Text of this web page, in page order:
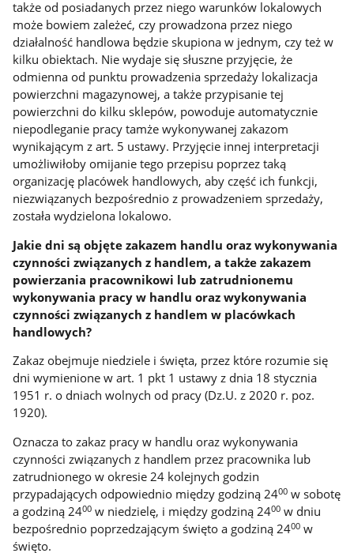
także od posiadanych przez niego warunków lokalowych
może bowiem zależeć, czy prowadzona przez niego
działalność handlowa będzie skupiona w jednym, czy też w
kilku obiektach. Nie wydaje się słuszne przyjęcie, że
odmienna od punktu prowadzenia sprzedaży lokalizacja
powierzchni magazynowej, a także przypisanie tej
powierzchni do kilku sklepów, powoduje automatycznie
niepodleganie pracy tamże wykonywanej zakazom
wynikającym z art. 5 ustawy. Przyjęcie innej interpretacji
umożliwiłoby omijanie tego przepisu poprzez taką
organizację placówek handlowych, aby część ich funkcji,
niezwiązanych bezpośrednio z prowadzeniem sprzedaży,
została wydzielona lokalowo.
Jakie dni są objęte zakazem handlu oraz wykonywania
czynności związanych z handlem, a także zakazem
powierzania pracownikowi lub zatrudnionemu
wykonywania pracy w handlu oraz wykonywania
czynności związanych z handlem w placówkach
handlowych?
Zakaz obejmuje niedziele i święta, przez które rozumie się
dni wymienione w art. 1 pkt 1 ustawy z dnia 18 stycznia
1951 r. o dniach wolnych od pracy (Dz.U. z 2020 r. poz.
1920).
Oznacza to zakaz pracy w handlu oraz wykonywania
czynności związanych z handlem przez pracownika lub
zatrudnionego w okresie 24 kolejnych godzin
przypadających odpowiednio między godziną 2400 w sobotę
a godziną 2400 w niedzielę, i między godziną 2400 w dniu
bezpośrednio poprzedzającym święto a godziną 2400 w
święto.